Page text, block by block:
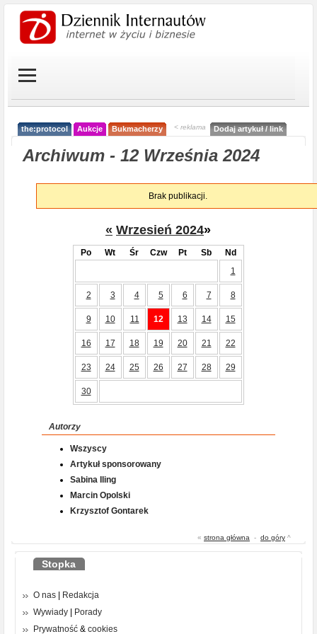
the:protocol Aukcje Bukmacherzy < reklama Dodaj artykuł / link
Archiwum - 12 Września 2024
Brak publikacji.
« Wrzesień 2024»
Po Wt Śr Czw Pt Sb
Nd
1
2 3 4 5 6 7 8
9 10 11 12 13 14 15
16 17 18 19 20 21 22
23 24 25 26 27 28 29
30
Autorzy
Wszyscy
Artykuł sponsorowany
Sabina Iling
Marcin Opolski
Krzysztof Gontarek
« strona główna - do góry ^
Stopka
O nas
Redakcja
Wywiady
Porady
Prywatność & cookies